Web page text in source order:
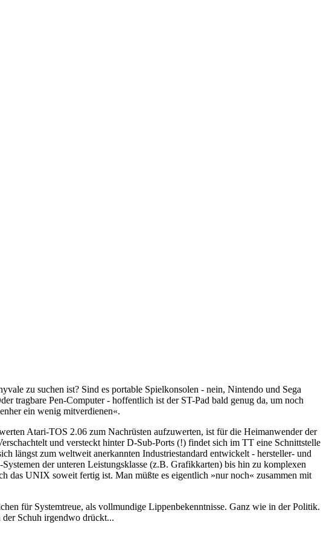
zu suchen ist? Sind es portable Spielkonsolen - nein, Nintendo und Sega
tragbare Pen-Computer - hoffentlich ist der ST-Pad bald genug da, um noch
ein wenig mitverdienen«.
Atari-TOS 2.06 zum Nachrüsten aufzuwerten, ist für die Heimanwender der
und versteckt hinter D-Sub-Ports (!) findet sich im TT eine Schnittstelle
längst zum weltweit anerkannten Industriestandard entwickelt - hersteller- und
der unteren Leistungsklasse (z.B. Grafikkarten) bis hin zu komplexen
das UNIX soweit fertig ist. Man müßte es eigentlich »nur noch« zusammen mit
für Systemtreue, als vollmundige Lippenbekenntnisse. Ganz wie in der Politik.
der Schuh irgendwo drückt...